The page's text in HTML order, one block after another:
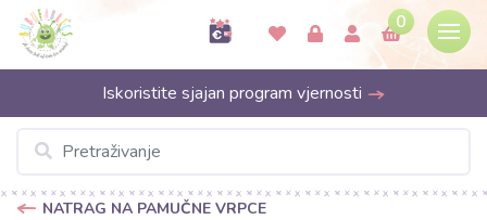
0
Iskoristite sjajan program vjernosti
NATRAG NA PAMUČNE VRPCE